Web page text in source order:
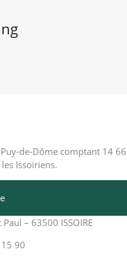
de-Dôme comptant 14
Issoiriens.
– 63500 ISSOIRE
90